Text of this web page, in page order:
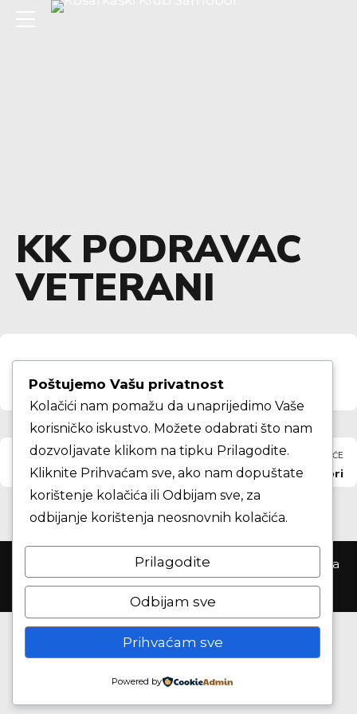
KK PODRAVAC
VETERANI
PRETHODNO
KK Brežice
SLJEDEĆE
Zapruđe II juniori
Košarkaški klub Samobor ©2026. Sva prva pridržana
Poštujemo Vašu privatnost
Kolačići nam pomažu da unaprijedimo Vaše
korisničko iskustvo. Možete odabrati što nam
dozvoljavate klikom na tipku Prilagodite.
Kliknite Prihvaćam sve, ako nam dopuštate
korištenje kolačića ili Odbijam sve, za
odbijanje korištenja neosnovnih kolačića.
Prilagodite
Odbijam sve
Prihvaćam sve
Powered by